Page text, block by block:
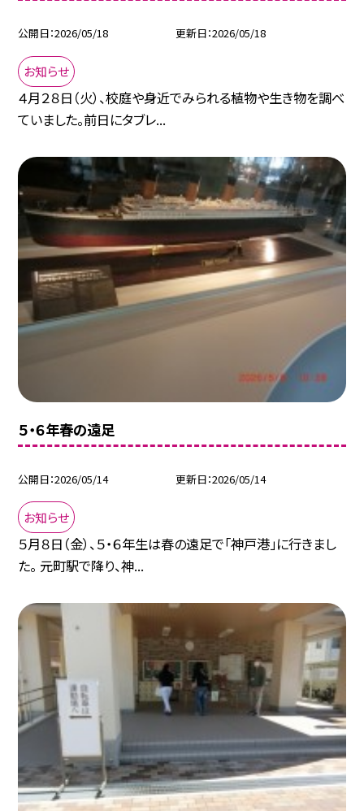
公開日 2026/05/18 更新日 2026/05/18
お知らせ
４月２８日（火）、校庭や身近でみられる植物や生き物を調べ
ていました。前日にタブレ...
５・６年春の遠足
公開日 2026/05/14 更新日 2026/05/14
お知らせ
５月８日（金）、５・６年生は春の遠足で「神戸港」に行きまし
た。 元町駅で降り、神...